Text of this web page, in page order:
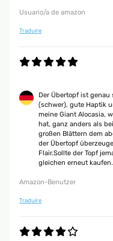
Usuario/a de amazon
Traduire
Der Übertopf ist genau
(schwer), gute Haptik
meine Giant Alocasia,
hat, ganz anders als
großen Blättern dem
der Übertopf
Flair.Sollte der Topf
gleichen erneut
Amazon-Benutzer
Traduire